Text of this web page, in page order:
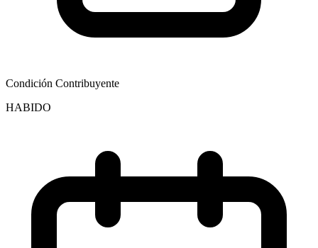
Condición Contribuyente
HABIDO